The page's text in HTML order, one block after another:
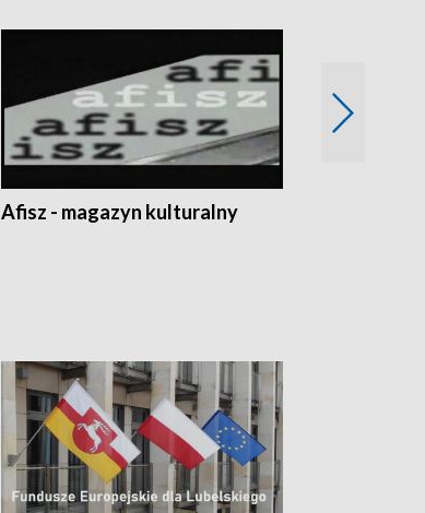
Afisz - magazyn kulturalny